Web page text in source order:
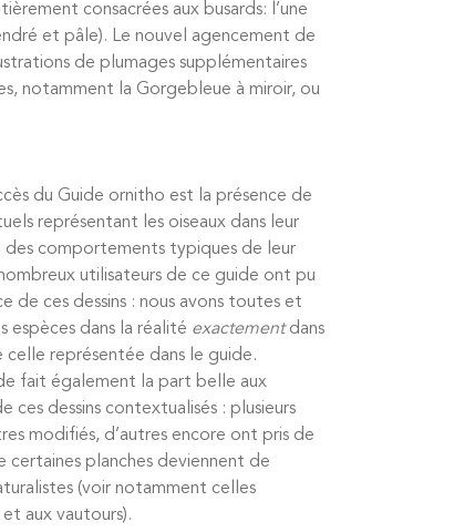
consacrées aux busards: l’une
et pâle). Le nouvel agencement de
de plumages supplémentaires
notamment la Gorgebleue à miroir, ou
du Guide ornitho est la présence de
représentant les oiseaux dans leur
des comportements typiques de leur
utilisateurs de ce guide ont pu
de ces dessins : nous avons toutes et
espèces dans la réalité exactementdans
celle représentée dans le guide.
fait également la part belle aux
ces dessins contextualisés : plusieurs
modifiés, d’autres encore ont pris de
certaines planches deviennent de
(voir notamment celles
aux vautours).